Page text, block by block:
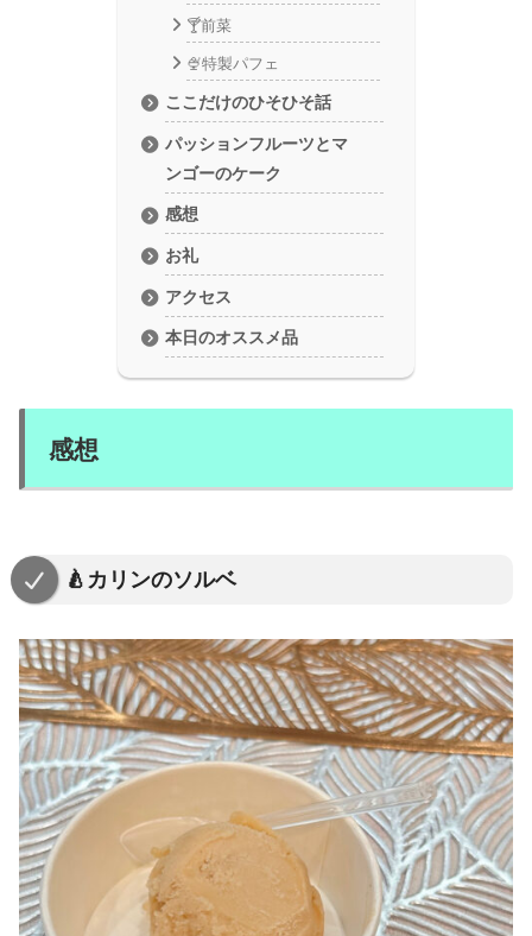
🍸前菜
🍨特製パフェ
ここだけのひそひそ話
パッションフルーツとマ
ンゴーのケーク
感想
お礼
アクセス
本日のオススメ品
感想
🍐カリンのソルベ